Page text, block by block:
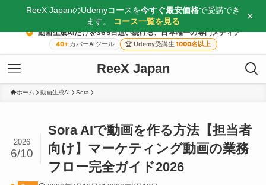
動画生成AIだけを365日追い続ける、日本唯一の専門メディア
40+ カバーAIツール 🏆 Udemy受講生 1000名以上
ReeX Japan
ホーム 動画生成AI Sora
Sora AIで動画を作る方法【担当者
向け】マーケティング動画の業務
フロー完全ガイド2026
2026
6/10
ReeX JapanのUdemyコースを今すぐ最安価格で受講でき
ます。
コース一覧を見る ×